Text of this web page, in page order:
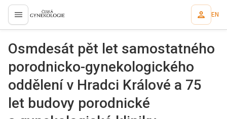
proLékaře.cz EN
Osmdesát pět let samostatného
porodnicko-gynekologického
oddělení v Hradci Králové a 75
let budovy porodnické